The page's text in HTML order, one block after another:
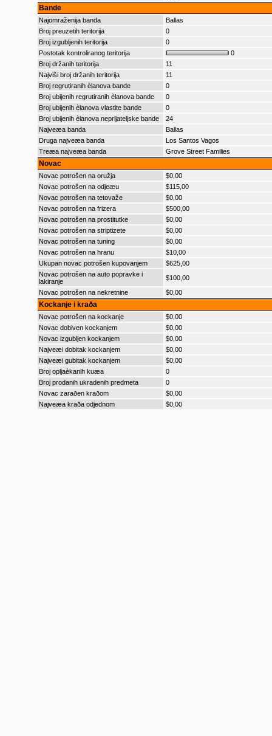
Bande
Najomraženija banda
Ballas
Broj preuzetih teritorija
0
Broj izgubljenih teritorija
0
Postotak kontroliranog teritorija
0
Broj držanih teritorija
11
Najviši broj držanih teritorija
11
Broj regrutiranih èlanova bande
0
Broj ubijenih regrutiranih èlanova bande
0
Broj ubijenih èlanova vlastite bande
0
Broj ubijenih èlanova neprijateljske bande
24
Najveæa banda
Ballas
Druga najveæa banda
Los Santos Vagos
Treæa najveæa banda
Grove Street Families
Novac
Novac potrošen na oružja
$0,00
Novac potrošen na odjeæu
$115,00
Novac potrošen na tetovaže
$0,00
Novac potrošen na frizera
$500,00
Novac potrošen na prostitutke
$0,00
Novac potrošen na striptizete
$0,00
Novac potrošen na tuning
$0,00
Novac potrošen na hranu
$10,00
Ukupan novac potrošen kupovanjem
$625,00
Novac potrošen na auto popravke i
lakiranje
$100,00
Novac potrošen na nekretnine
$0,00
Kockanje i kraða
Novac potrošen na kockanje
$0,00
Novac dobiven kockanjem
$0,00
Novac izgubljen kockanjem
$0,00
Najveæi dobitak kockanjem
$0,00
Najveæi gubitak kockanjem
$0,00
Broj opljaèkanih kuæa
0
Broj prodanih ukradenih predmeta
0
Novac zaraðen kraðom
$0,00
Najveæa kraða odjednom
$0,00